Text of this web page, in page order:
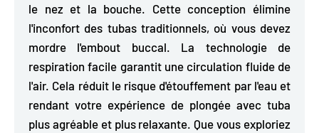
le nez et la bouche. Cette conception élimine
l'inconfort des tubas traditionnels, où vous devez
mordre l'embout buccal. La technologie de
respiration facile garantit une circulation fluide de
l'air. Cela réduit le risque d'étouffement par l'eau et
rendant votre expérience de plongée avec tuba
plus agréable et plus relaxante. Que vous exploriez